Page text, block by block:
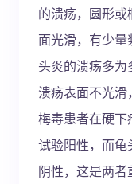
的溃疡，圆形
面光滑，有少
头炎的溃疡多为
溃疡表面不光滑
梅毒患者在硬
试验阳性，而
阴性，这是两者